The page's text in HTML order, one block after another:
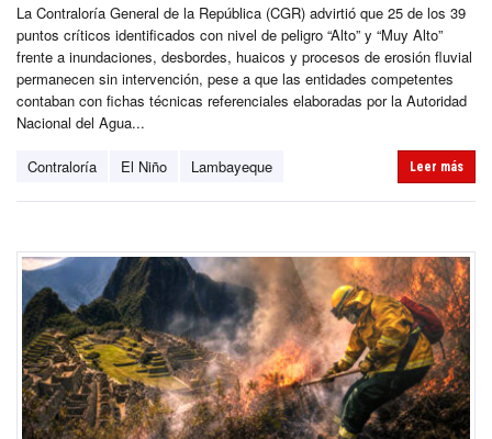
La Contraloría General de la República (CGR) advirtió que 25 de los 39
puntos críticos identificados con nivel de peligro “Alto” y “Muy Alto”
frente a inundaciones, desbordes, huaicos y procesos de erosión fluvial
permanecen sin intervención, pese a que las entidades competentes
contaban con fichas técnicas referenciales elaboradas por la Autoridad
Nacional del Agua...
Contraloría El Niño Lambayeque Leer más